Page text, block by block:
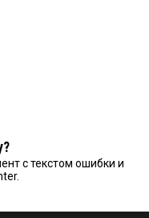
с текстом ошибки и